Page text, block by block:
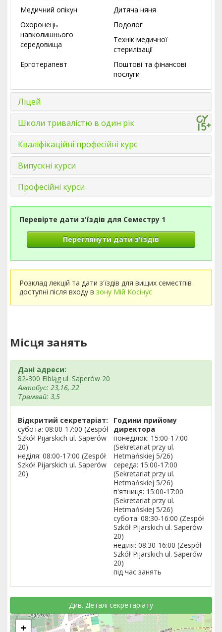
Медичний опікун
Дитяча няня
Охоронець
навколишнього
середовища
Подолог
Технік медичної
стерилізації
Ерготерапевт
Поштові та фінансові
послуги
Ліцей
Школи тривалістю в один рік
Кваліфікаційні професійні курс
Випускні курси
Професійні курси
Перевірте дати з'їздів для Семестру 1
Переглянути дати з'їздів
Розклад лекцій та дати з'їздів для вищих семестпів
доступні після входу в зону Мій Косінус
Місця занять
Дані адреси:
82-300 Elbląg ul. Saperów 20
Автобус: 23,16, 22
Трамвай: 3,5
Відкритий секретаріат:
субота: 08:00-17:00 (Zespół
Szkół Pijarskich ul. Saperów
20)
неділя: 08:00-17:00 (Zespół
Szkół Pijarskich ul. Saperów
20)
Години прийому
директора
понеділок: 15:00-17:00
(Sekretariat przy ul.
Hetmańskiej 5/26)
середа: 15:00-17:00
(Sekretariat przy ul.
Hetmańskiej 5/26)
п'ятниця: 15:00-17:00
(Sekretariat przy ul.
Hetmańskiej 5/26)
субота: 08:30-16:00 (Zespół
Szkół Pijarskich ul. Saperów
20)
неділя: 08:30-16:00 (Zespół
Szkół Pijarskich ul. Saperów
20)
під час занять
Див. Деталі секретаріату
+